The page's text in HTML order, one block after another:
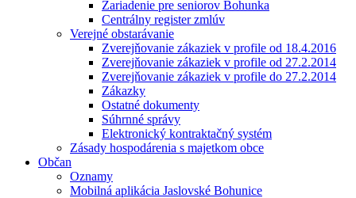
Zariadenie pre seniorov Bohunka
Centrálny register zmlúv
Verejné obstarávanie
Zverejňovanie zákaziek v profile od 18.4.2016
Zverejňovanie zákaziek v profile od 27.2.2014
Zverejňovanie zákaziek v profile do 27.2.2014
Zákazky
Ostatné dokumenty
Súhrnné správy
Elektronický kontraktačný systém
Zásady hospodárenia s majetkom obce
Občan
Oznamy
Mobilná aplikácia Jaslovské Bohunice